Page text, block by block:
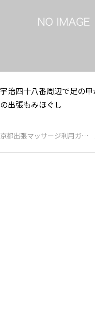
宇治四十八番周辺で足の
の出張もみほぐし
京都出張マッサージ利用ガ…